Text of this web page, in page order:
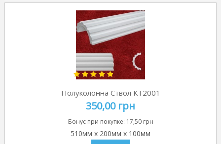
Полуколонна Ствол КТ2001
350,00 грн
Бонус при покупке: 17,50 грн
510мм x 200мм x 100мм